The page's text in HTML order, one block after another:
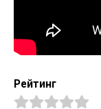
Рейтинг